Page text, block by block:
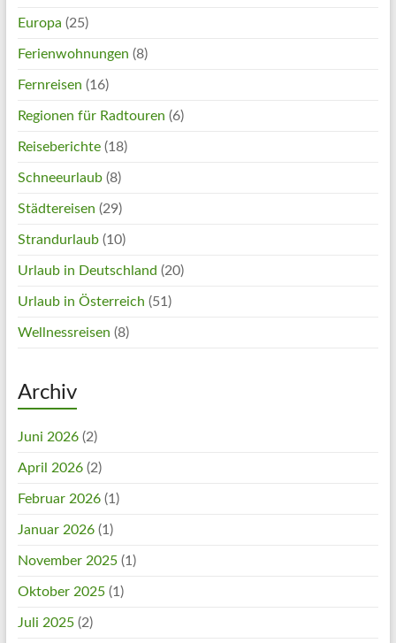
Europa (25)
Ferienwohnungen (8)
Fernreisen (16)
Regionen für Radtouren (6)
Reiseberichte(18)
Schneeurlaub(8)
Städtereisen (29)
Strandurlaub(10)
Urlaub in Deutschland (20)
Urlaub in Österreich (51)
Wellnessreisen (8)
Archiv
Juni 2026(2)
April 2026(2)
Februar 2026(1)
Januar 2026(1)
November 2025(1)
Oktober 2025(1)
Juli 2025(2)